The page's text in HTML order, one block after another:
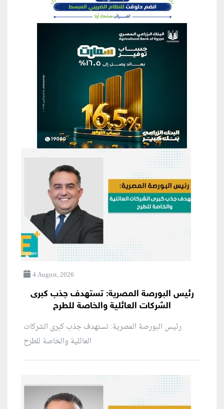
منطقة إعلانية
4 August, 2026
رئيس البورصة المصرية: تستهدف جذب كبرى
الشركات العائلية والخاصة للطرح
رئيس البورصة المصرية: تستهدف جذب كبرى الشركات
العائلية والخاصة للطرح